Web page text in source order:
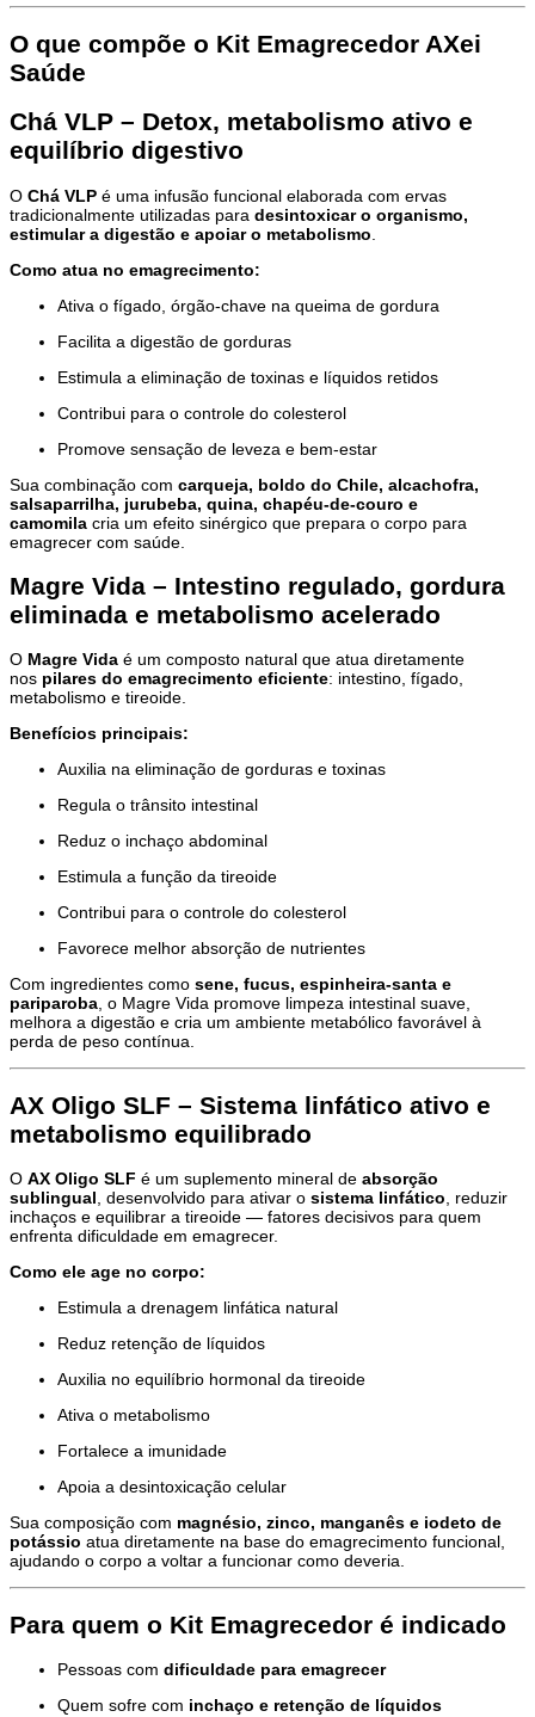
O que compõe o Kit Emagrecedor AXei
Saúde
Chá VLP – Detox, metabolismo ativo e
equilíbrio digestivo
O Chá VLP é uma infusão funcional elaborada com ervas
tradicionalmente utilizadas para desintoxicar o organismo,
estimular a digestão e apoiar o metabolismo
Como atua no emagrecimento:
Ativa o fígado, órgão-chave na queima de gordura
Facilita a digestão de gorduras
Estimula a eliminação de toxinas e líquidos retidos
Contribui para o controle do colesterol
Promove sensação de leveza e bem-estar
Sua combinação com carqueja, boldo do Chile, alcachofra,
salsaparrilha, jurubeba, quina, chapéu-de-couro e
camomila cria um efeito sinérgico que prepara o corpo para
emagrecer com saúde.
Magre Vida – Intestino regulado, gordura
eliminada e metabolismo acelerado
O Magre Vida é um composto natural que atua diretamente
nos pilares do emagrecimento eficiente: intestino, fígado,
metabolismo e tireoide.
Benefícios principais:
Auxilia na eliminação de gorduras e toxinas
Regula o trânsito intestinal
Reduz o inchaço abdominal
Estimula a função da tireoide
Contribui para o controle do colesterol
Favorece melhor absorção de nutrientes
Com ingredientes como sene, fucus, espinheira-santa e
pariparoba, o Magre Vida promove limpeza intestinal suave,
melhora a digestão e cria um ambiente metabólico favorável à
perda de peso contínua.
AX Oligo SLF – Sistema linfático ativo e
metabolismo equilibrado
O AX Oligo SLF é um suplemento mineral de absorção
sublingual, desenvolvido para ativar o sistema linfático, reduzir
inchaços e equilibrar a tireoide — fatores decisivos para quem
enfrenta dificuldade em emagrecer.
Como ele age no corpo:
Estimula a drenagem linfática natural
Reduz retenção de líquidos
Auxilia no equilíbrio hormonal da tireoide
Ativa o metabolismo
Fortalece a imunidade
Apoia a desintoxicação celular
Sua composição com magnésio, zinco, manganês e iodeto de
potássio atua diretamente na base do emagrecimento funcional,
ajudando o corpo a voltar a funcionar como deveria.
Para quem o Kit Emagrecedor é indicado
Pessoas com dificuldade para emagrecer
Quem sofre com inchaço e retenção de líquidos